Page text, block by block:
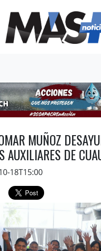
MUÑOZ
AUXILIARES DE
18T15:00